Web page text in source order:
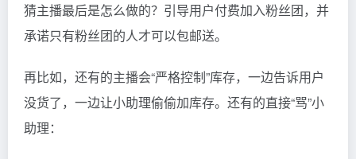
猜主播最后是怎么做的？引导用户付费加入粉丝团，并
承诺只有粉丝团的人才可以包邮送。
再比如，还有的主播会“严格控制”库存，一边告诉用户
没货了，一边让小助理偷偷加库存。还有的直接“骂”小
助理：